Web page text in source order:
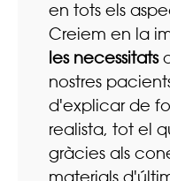
en tots els
Creiem en la
les necessitats
nostres
d'explicar de
realista, tot el
gràcies als
materials